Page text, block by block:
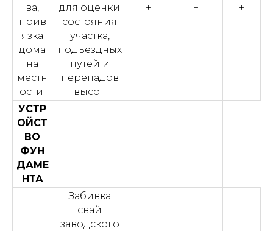
ва,
прив
язка
дома
на
местн
ости.
для оценки
состояния
участка,
подъездных
путей и
перепадов
высот.
+ + +
УСТР
ОЙСТ
ВО
ФУН
ДАМЕ
НТА
Забивка
свай
заводского